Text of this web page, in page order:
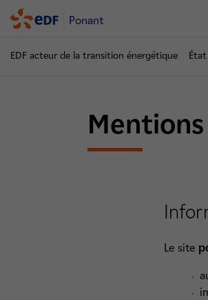
Ponant
EDF acteur de la transition énergétique
Le site